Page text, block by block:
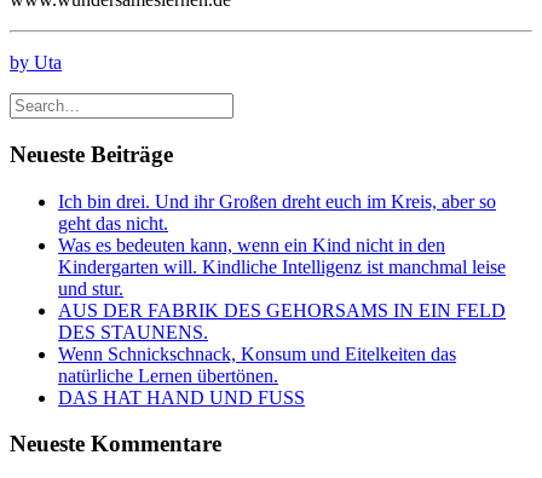
by Uta
Neueste Beiträge
Ich bin drei. Und ihr Großen dreht euch im Kreis, aber so
geht das nicht.
Was es bedeuten kann, wenn ein Kind nicht in den
Kindergarten will. Kindliche Intelligenz ist manchmal leise
und stur.
AUS DER FABRIK DES GEHORSAMS IN EIN FELD
DES STAUNENS.
Wenn Schnickschnack, Konsum und Eitelkeiten das
natürliche Lernen übertönen.
DAS HAT HAND UND FUSS
Neueste Kommentare